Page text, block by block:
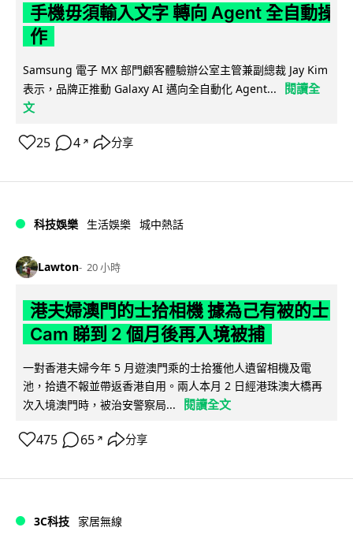
手機毋須輸入文字 轉向 Agent 全自動操
作
Samsung 電子 MX 部門顧客體驗辦公室主管兼副總裁 Jay Kim
表示，品牌正推動 Galaxy AI 邁向全自動化 Agent...
閱讀全
文
25 4 ↗ 分享
科技娛樂 生活娛樂 城中熱話
Lawton 20 小時
港夫婦澳門的士拾相機 據為己有被的士
Cam 睇到 2 個月後再入境被捕
一對香港夫婦今年 5 月遊澳門乘的士拾獲他人遺留相機及電
池，拾遺不報並帶返香港自用。兩人本月 2 日經港珠澳大橋再
次入境澳門時，被治安警察局...
閱讀全文
475 65 ↗ 分享
3C科技 家居無線